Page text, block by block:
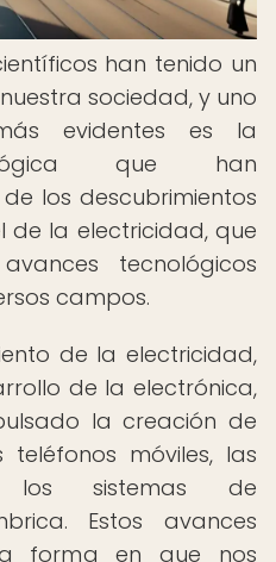
han tenido un
sociedad, y uno
evidentes es la
que han
los descubrimientos
de la electricidad, que
tecnológicos
campos.
de la electricidad,
de la electrónica,
la creación de
teléfonos móviles, las
los sistemas de
Estos avances
forma en que nos